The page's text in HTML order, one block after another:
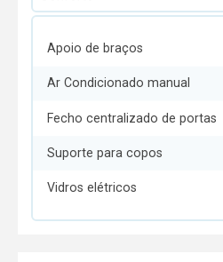
Apoio de braços
Ar Condicionado manual
Fecho centralizado de portas
Suporte para copos
Vidros elétricos